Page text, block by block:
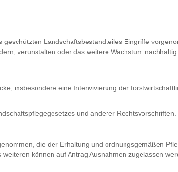
Landschaftsbestandteiles Eingriffe
verunstalten oder das weitere Wachstum nachhaltig
insbesondere eine Intenvivierung der
und anderer Rechtsvorschriften.
die der Erhaltung und ordnungsgemäßen
können auf Antrag Ausnahmen zugelassen